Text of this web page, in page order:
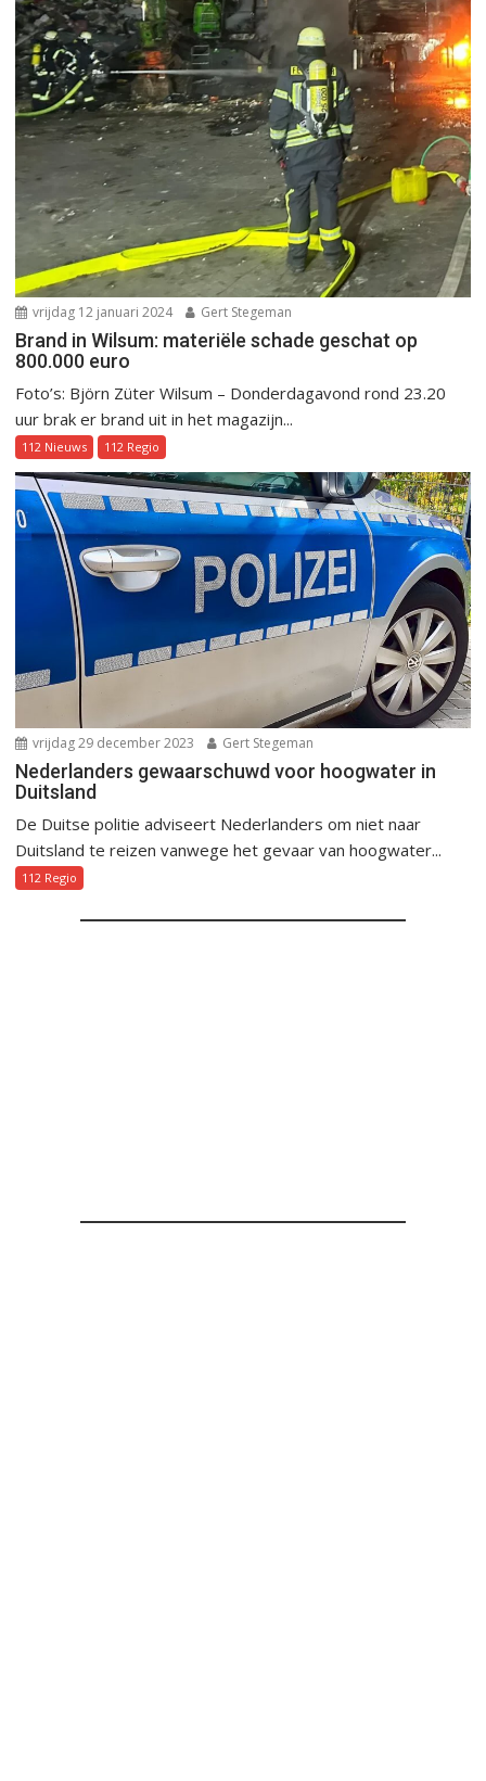
vrijdag 12 januari 2024 Gert Stegeman
Brand in Wilsum: materiële schade geschat op
800.000 euro
Foto’s: Björn Züter Wilsum – Donderdagavond rond 23.20
uur brak er brand uit in het magazijn...
112 Nieuws 112 Regio
vrijdag 29 december 2023 Gert Stegeman
Nederlanders gewaarschuwd voor hoogwater in
Duitsland
De Duitse politie adviseert Nederlanders om niet naar
Duitsland te reizen vanwege het gevaar van hoogwater...
112 Regio